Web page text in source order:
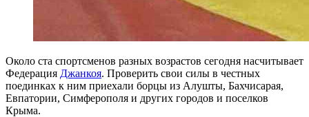
Около ста спортсменов разных возрастов сегодня насчитывает
Федерация Джанкоя. Проверить свои силы в честных
поединках к ним приехали борцы из Алушты, Бахчисарая,
Евпатории, Симферополя и других городов и поселков
Крыма.